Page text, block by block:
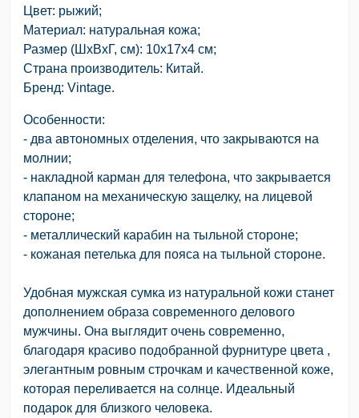
Цвет: рыжий;
Материал: натуральная кожа;
Размер (ШхВхГ, см): 10х17х4 см;
Страна производитель: Китай.
Бренд: Vintage.
Особенности:
- два автономных отделения, что закрываются на
молнии;
- накладной карман для телефона, что закрывается
клапаном на механическую защелку, на лицевой
стороне;
- металлический карабин на тыльной стороне;
- кожаная петелька для пояса на тыльной стороне.
Удобная мужская сумка из натуральной кожи станет
дополнением образа современного делового
мужчины. Она выглядит очень современно,
благодаря красиво подобранной фурнитуре цвета ,
элегантным ровным строчкам и качественной коже,
которая переливается на солнце. Идеальный
подарок для близкого человека.